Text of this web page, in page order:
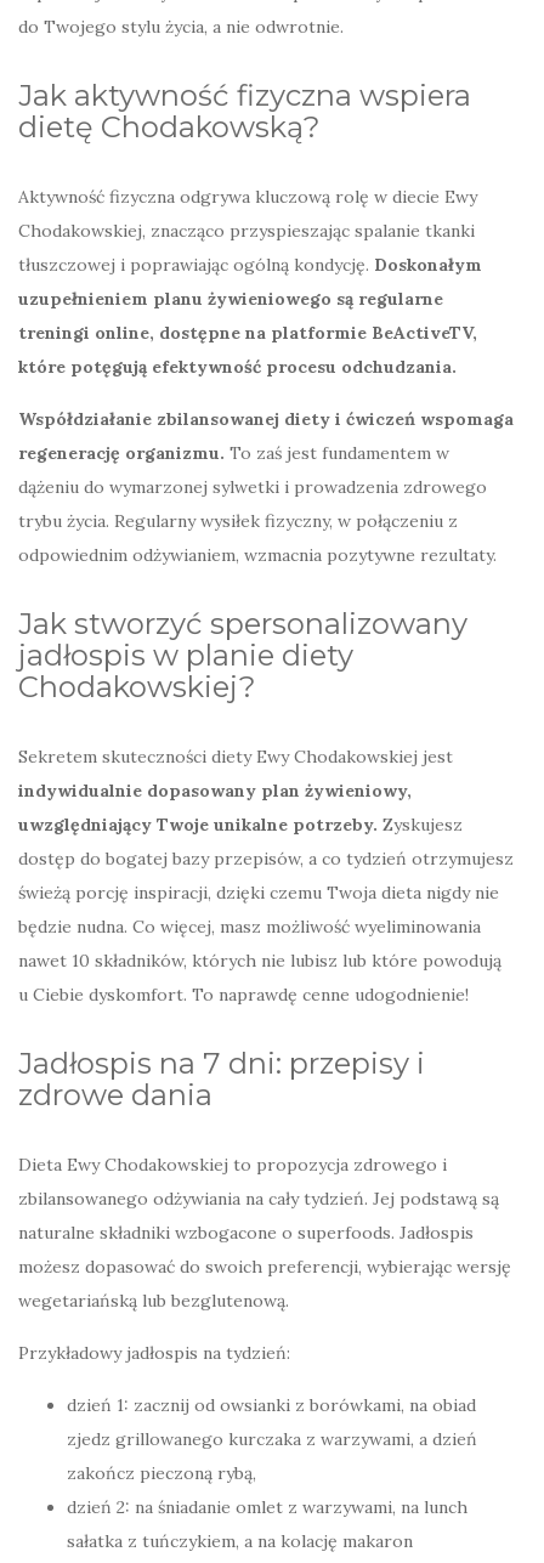
do Twojego stylu życia, a nie odwrotnie.
Jak aktywność fizyczna wspiera
dietę Chodakowską?
Aktywność fizyczna odgrywa kluczową rolę w diecie Ewy
Chodakowskiej, znacząco przyspieszając spalanie tkanki
tłuszczowej i poprawiając ogólną kondycję. Doskonałym
uzupełnieniem planu żywieniowego są regularne
treningi online, dostępne na platformie BeActiveTV,
które potęgują efektywność procesu odchudzania.
Współdziałanie zbilansowanej diety i ćwiczeń wspomaga
regenerację organizmu. To zaś jest fundamentem w
dążeniu do wymarzonej sylwetki i prowadzenia zdrowego
trybu życia. Regularny wysiłek fizyczny, w połączeniu z
odpowiednim odżywianiem, wzmacnia pozytywne rezultaty.
Jak stworzyć spersonalizowany
jadłospis w planie diety
Chodakowskiej?
Sekretem skuteczności diety Ewy Chodakowskiej jest
indywidualnie dopasowany plan żywieniowy,
uwzględniający Twoje unikalne potrzeby. Zyskujesz
dostęp do bogatej bazy przepisów, a co tydzień otrzymujesz
świeżą porcję inspiracji, dzięki czemu Twoja dieta nigdy nie
będzie nudna. Co więcej, masz możliwość wyeliminowania
nawet 10 składników, których nie lubisz lub które powodują
u Ciebie dyskomfort. To naprawdę cenne udogodnienie!
Jadłospis na 7 dni: przepisy i
zdrowe dania
Dieta Ewy Chodakowskiej to propozycja zdrowego i
zbilansowanego odżywiania na cały tydzień. Jej podstawą są
naturalne składniki wzbogacone o superfoods. Jadłospis
możesz dopasować do swoich preferencji, wybierając wersję
wegetariańską lub bezglutenową.
Przykładowy jadłospis na tydzień:
dzień 1: zacznij od owsianki z borówkami, na obiad
zjedz grillowanego kurczaka z warzywami, a dzień
zakończ pieczoną rybą,
dzień 2: na śniadanie omlet z warzywami, na lunch
sałatka z tuńczykiem, a na kolację makaron